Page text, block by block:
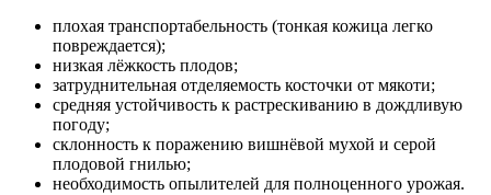
плохая транспортабельность (тонкая кожица легко
повреждается);
низкая лёжкость плодов;
затруднительная отделяемость косточки от мякоти;
средняя устойчивость к растрескиванию в дождливую
погоду;
склонность к поражению вишнёвой мухой и серой
плодовой гнилью;
необходимость опылителей для полноценного урожая.